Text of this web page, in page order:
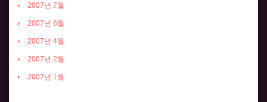
2007년 7월
2007년 6월
2007년 4월
2007년 2월
2007년 1월